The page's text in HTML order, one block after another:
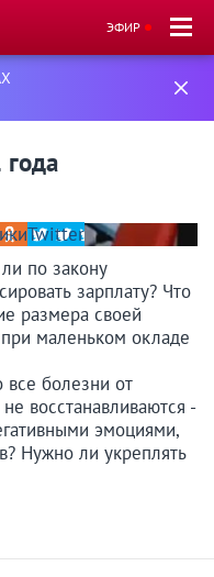
ЭФИР
Twitter
по закону
зарплату? Что
размера своей
маленьком окладе
все болезни от
восстанавливаются -
эмоциями,
Нужно ли укреплять